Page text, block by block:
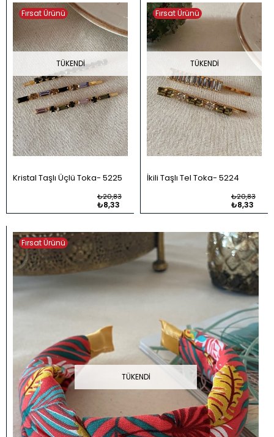
TÜKENDI
Kristal Taşlı Üçlü Toka 5225
₺8,33
₺20,83
Fırsat Ürünü
TÜKENDI
İkili Taşlı Tel Toka 5224
₺8,33
₺20,83
Fırsat Ürünü
TÜKENDI
Fırsat Ürünü